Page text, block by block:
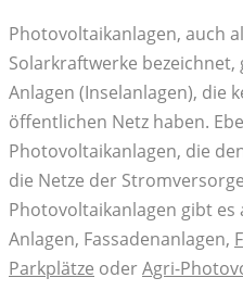
Photovoltaikanlagen, auch
Solarkraftwerke
Anlagen (Inselanlagen), die
öffentlichen Netz haben.
Photovoltaikanlagen, die
die Netze der
Photovoltaikanlagen gibt es
Anlagen, Fassadenanlagen,
Parkplätze oderAgri-